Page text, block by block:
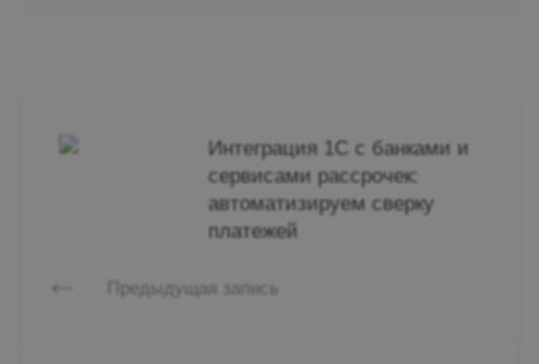
Интеграция 1С с банками и
сервисами рассрочек:
автоматизируем сверку
платежей
Предыдущая запись